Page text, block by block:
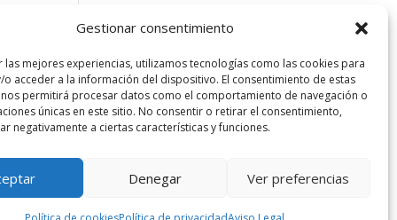
Gestionar consentimiento
las mejores experiencias, utilizamos tecnologías como las cookies para
o acceder a la información del dispositivo. El consentimiento de estas
permitirá procesar datos como el comportamiento de navegación o
únicas en este sitio. No consentir o retirar el consentimiento,
negativamente a ciertas características y funciones.
Denegar Ver preferencias
Barcelona. Todos los derechos reservados.
Política de privacidad Política de Cookies UE